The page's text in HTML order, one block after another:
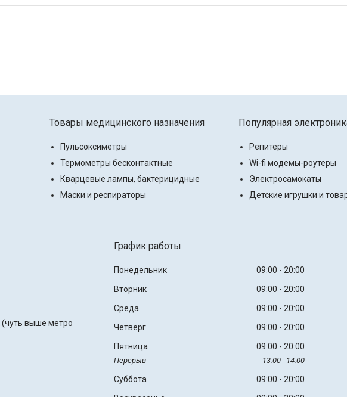
Товары медицинского назначения
Пульсоксиметры
Термометры бесконтактные
Кварцевые лампы, бактерицидные
Маски и респираторы
Популярная
Репитеры
Wi-fi модемы-роутеры
Электросамокаты
Детские игрушки и
(чуть выше метро
График работы
Понедельник 09:00
20:00
Вторник
09:00
20:00
Среда
09:00
20:00
Четверг
09:00
20:00
Пятница
09:00 20:00
13:00 14:00
Суббота 09:00
20:00